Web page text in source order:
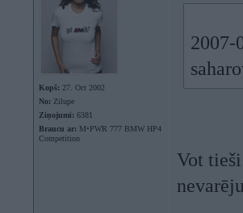
Kopš: 27. Oct 2002
No: Zilupe
Ziņojumi: 6381
Braucu ar: M•PWR 777 BMW HP4
Competition
2007-
Vot